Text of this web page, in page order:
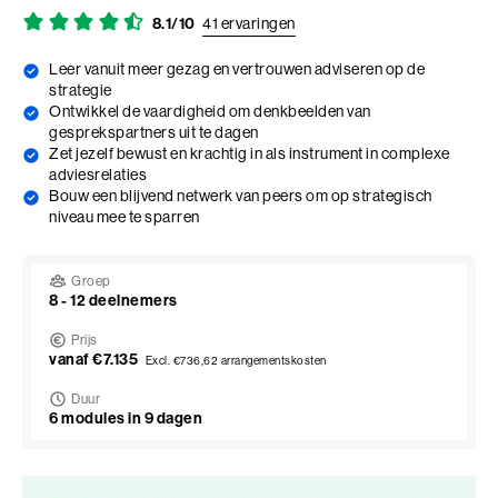
Thema's
Communicatie
Invloed en verandermanagement
Leiderschap
Persoonlijke ontwikkeling
NIEUW
Verdiep je leiderschap in relatie tot technologie, AI
en strategie
Young Talent
Professionals
Professionele vaardigheden
Teams
Stevige basis voor leiderschap
Cultuur en leiderschapsontwikkeling
Maatschappelijke impact
Personal Coaching
Executive Coaching
Loopbaancoaching
Keuzes maken: Reflact-now
Coach opleidingen
De Teamcoach
Informatiebijeenkomst
Missie en visie
Locaties
Onze mensen
Positieve impact
Leerfilosofie
Veelgestelde vragen
Pers of samenwerkingen
8.1/10 41 ervaringen
Leer vanuit meer gezag en vertrouwen adviseren op de
strategie
Ontwikkel de vaardigheid om denkbeelden van
gesprekspartners uit te dagen
Zet jezelf bewust en krachtig in als instrument in complexe
adviesrelaties
Bouw een blijvend netwerk van peers om op strategisch
niveau mee te sparren
Groep
8 - 12 deelnemers
Prijs
vanaf €7.135 Excl. €736,62 arrangementskosten
Duur
6 modules in 9 dagen